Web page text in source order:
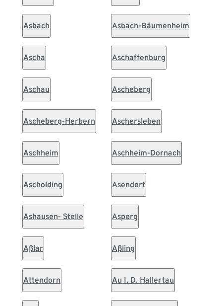
Asbach Asbach-Bäumenheim
Ascha Aschaffenburg
Aschau Ascheberg
Ascheberg-Herbern Aschersleben
Aschheim Aschheim-Dornach
Ascholding Asendorf
Ashausen- Stelle Asperg
Aßlar Aßling
Attendorn Au I. D. Hallertau